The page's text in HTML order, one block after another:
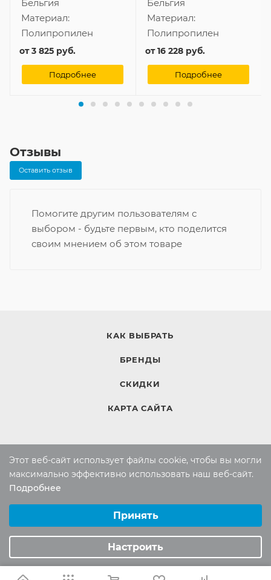
Бельгия
Материал:
Полипропилен
от3 825 руб.
Подробнее
Бельгия
Материал:
Полипропилен
от16 228 руб.
Подробнее
Отзывы
Оставить отзыв
Помогите другим пользователям с
выбором - будьте первым, кто поделится
своим мнением об этом товаре
КАК ВЫБРАТЬ
БРЕНДЫ
СКИДКИ
КАРТА САЙТА
Компания
Вопросы и ответы
Реквизиты
Этот веб-сайт использует файлы cookie, чтобы вы могли
максимально эффективно использовать наш веб-сайт.
Подробнее
Аналитические/Функциональные
Принять
Настроить